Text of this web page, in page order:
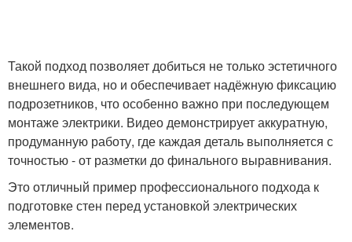
Такой подход позволяет добиться не только эстетичного
внешнего вида, но и обеспечивает надёжную фиксацию
подрозетников, что особенно важно при последующем
монтаже электрики. Видео демонстрирует аккуратную,
продуманную работу, где каждая деталь выполняется с
точностью - от разметки до финального выравнивания.
Это отличный пример профессионального подхода к
подготовке стен перед установкой электрических
элементов.